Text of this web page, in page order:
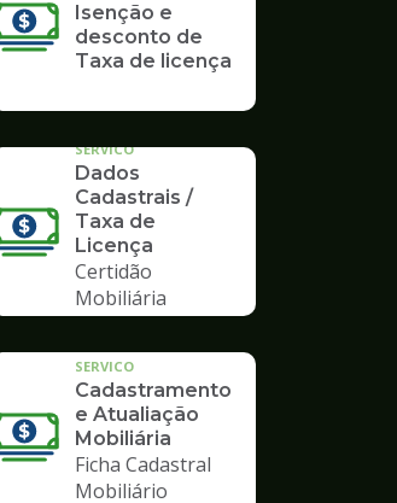
Isenção e
desconto de
Taxa de licença
SERVICO
Dados
Cadastrais /
Taxa de
Licença
Certidão
Mobiliária
SERVICO
Cadastramento
e Atualiação
Mobiliária
Ficha Cadastral
Mobiliário